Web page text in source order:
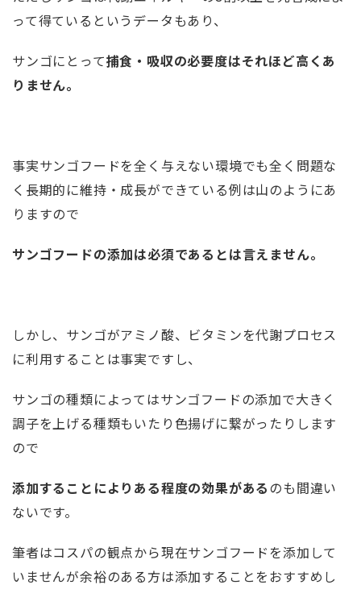
って得ているというデータもあり、
サンゴにとって捕食・吸収の必要度はそれほど高くあ
りません。
事実サンゴフードを全く与えない環境でも全く問題な
く長期的に維持・成長ができている例は山のようにあ
りますので
サンゴフードの添加は必須であるとは言えません。
しかし、サンゴがアミノ酸、ビタミンを代謝プロセス
に利用することは事実ですし、
サンゴの種類によってはサンゴフードの添加で大きく
調子を上げる種類もいたり色揚げに繋がったりします
ので
添加することによりある程度の効果があるのも間違い
ないです。
筆者はコスパの観点から現在サンゴフードを添加して
いませんが余裕のある方は添加することをおすすめし